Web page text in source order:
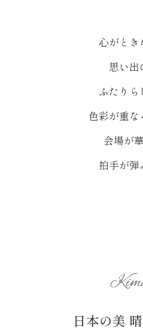
心がとき
思い出
ふたりら
色彩が重な
会場が
拍手が弾
日本の美